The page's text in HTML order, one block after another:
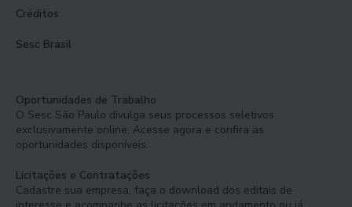
Créditos
Sesc Brasil
Oportunidades de Trabalho
O Sesc São Paulo divulga seus processos seletivos
exclusivamente online. Acesse agora e confira as
oportunidades disponíveis.
Licitações e Contratações
Cadastre sua empresa, faça o download dos editais de